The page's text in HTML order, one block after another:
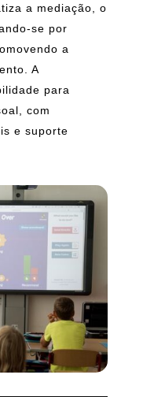
a mediação, o
se por
a
A
para
com
e suporte